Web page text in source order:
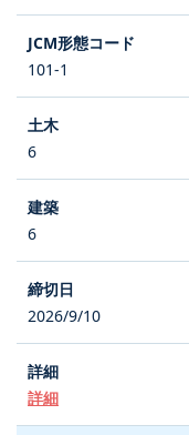
101-1
6
6
2026/9/10
詳細